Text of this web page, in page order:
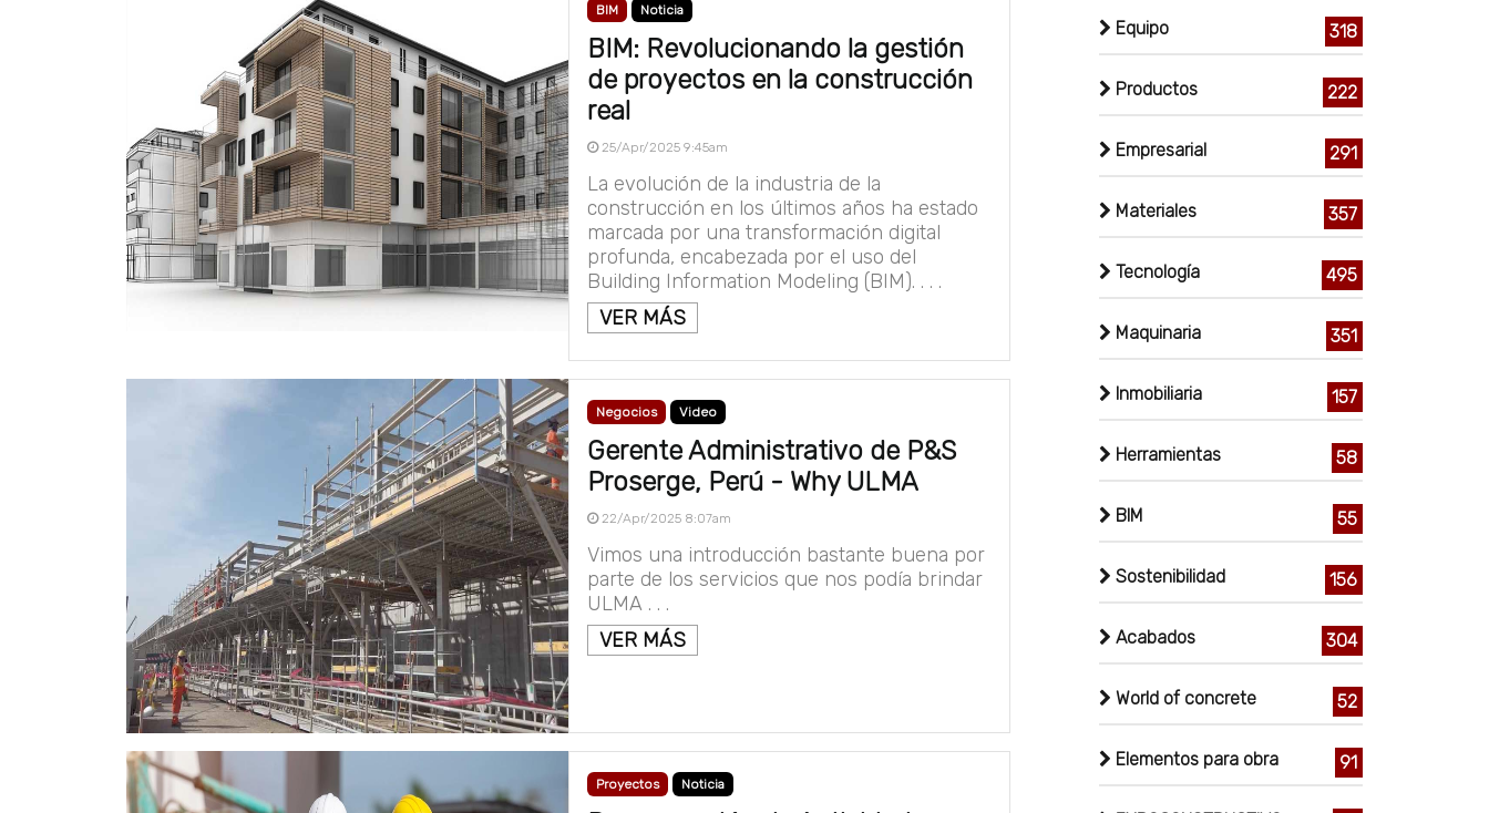
BIM Noticia
BIM: Revolucionando la gestión
de proyectos en la construcción
real
25/Apr/2025 9:45am
La evolución de la industria de la
construcción en los últimos años ha estado
marcada por una transformación digital
profunda, encabezada por el uso del
Building Information Modeling (BIM). . . .
VER MÁS
Negocios Video
Gerente Administrativo de P&S
Proserge, Perú - Why ULMA
22/Apr/2025 8:07am
Vimos una introducción bastante buena por
parte de los servicios que nos podía brindar
ULMA . . .
VER MÁS
Proyectos Noticia
Equipo 318
Productos 222
Empresarial 291
Materiales 357
Tecnología 495
Maquinaria 351
Inmobiliaria 157
Herramientas 58
BIM 55
Sostenibilidad 156
Acabados 304
World of concrete 52
Elementos para obra 91